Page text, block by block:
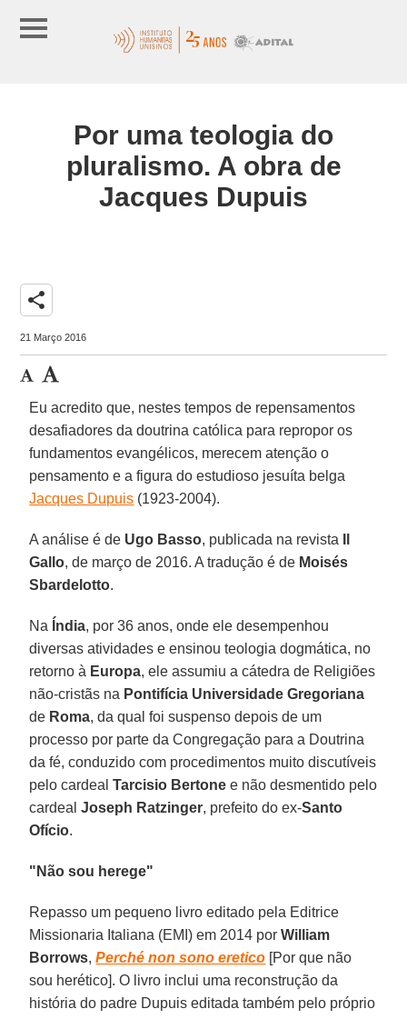
Por uma teologia do
pluralismo. A obra de
Jacques Dupuis
share
21 Março 2016
Eu acredito que, nestes tempos de repensamentos
desafiadores da doutrina católica para repropor os
fundamentos evangélicos, merecem atenção o
pensamento e a figura do estudioso jesuíta belga
Jacques Dupuis (1923-2004).
A análise é de Ugo Basso, publicada na revista
Gallo, de março de 2016. A tradução é de Moisés
Sbardelotto.
Na Índia, por 36 anos, onde ele desempenhou
diversas atividades e ensinou teologia dogmática, no
retorno à Europa, ele assumiu a cátedra de Religiões
não-cristãs na Pontifícia Universidade Gregoriana
de Roma, da qual foi suspenso depois de um
processo por parte da Congregação para a Doutrina
da fé, conduzido com procedimentos muito discutíveis
pelo cardealTarcisio Bertone e não desmentido pelo
cardealJoseph Ratzinger, prefeito do ex-Santo
Ofício.
"Não sou herege"
Repasso um pequeno livro editado pela Editrice
Missionaria Italiana (EMI) em 2014 porWilliam
Borrows,Perché non sono eretico [Por que não
sou herético]. O livro inclui uma reconstrução da
história do padre Dupuis editada também pelo próprio